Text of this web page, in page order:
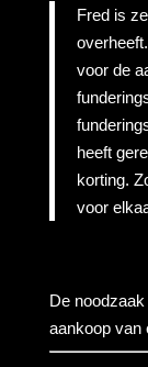
Fred is
voor de
heeft
korting.
voor
De
aankoop van